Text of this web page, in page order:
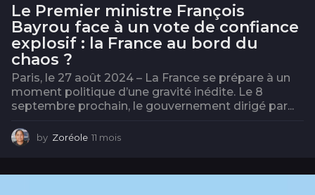
Le Premier ministre François
Bayrou face à un vote de confiance
explosif : la France au bord du
chaos ?
Paris, le 27 août 2024 – La France se prépare à un
moment politique d’une gravité inédite. Le 8
septembre prochain, le gouvernement dirigé par...
by Zoréole 11 mois
o